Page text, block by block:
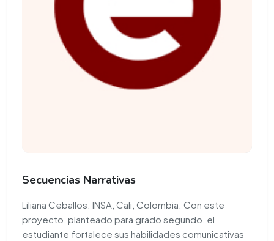
Secuencias Narrativas
Liliana Ceballos. INSA, Cali, Colombia. Con este
proyecto, planteado para grado segundo, el
estudiante fortalece sus habilidades comunicativas